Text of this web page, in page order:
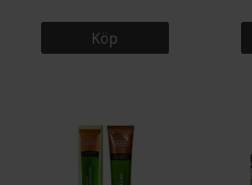
Köp